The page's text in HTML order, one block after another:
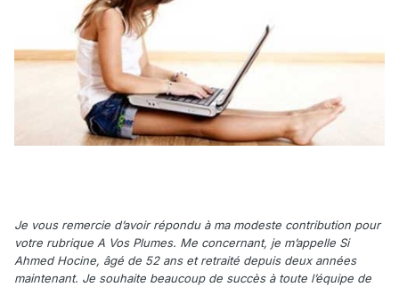
Je vous remercie d’avoir répondu à ma modeste contribution pour
votre rubrique A Vos Plumes. Me concernant, je m’appelle Si
Ahmed Hocine, âgé de 52 ans et retraité depuis deux années
maintenant. Je souhaite beaucoup de succès à toute l’équipe de